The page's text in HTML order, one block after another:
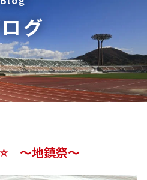
グ
～地鎮祭～